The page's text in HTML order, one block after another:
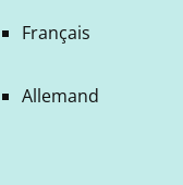
Français
Allemand